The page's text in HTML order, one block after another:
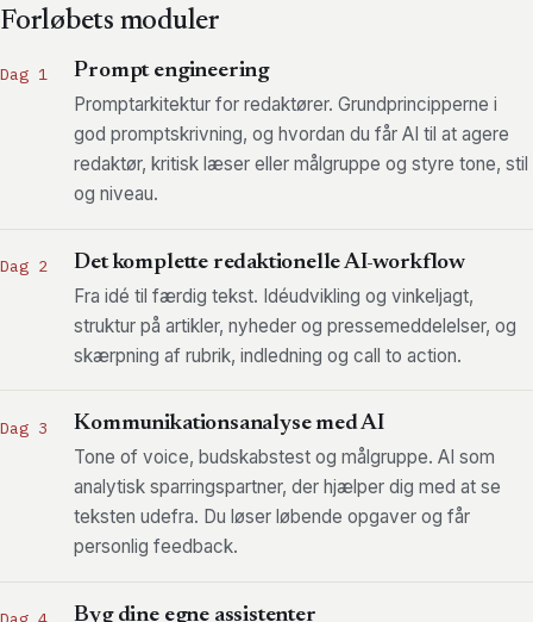
Forløbets moduler
Dag 1
Prompt engineering
Promptarkitektur for redaktører. Grundprincipperne i
god promptskrivning, og hvordan du får AI til at agere
redaktør, kritisk læser eller målgruppe og styre tone, stil
og niveau.
Dag 2
Det komplette redaktionelle AI-workflow
Fra idé til færdig tekst. Idéudvikling og vinkeljagt,
struktur på artikler, nyheder og pressemeddelelser, og
skærpning af rubrik, indledning og call to action.
Dag 3
Kommunikationsanalyse med AI
Tone of voice, budskabstest og målgruppe. AI som
analytisk sparringspartner, der hjælper dig med at se
teksten udefra. Du løser løbende opgaver og får
personlig feedback.
Byg dine egne assistenter